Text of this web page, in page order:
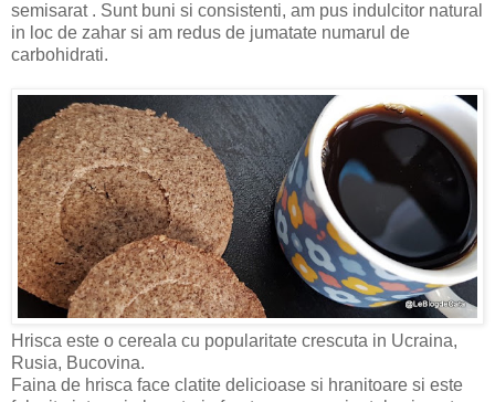
semisarat . Sunt buni si consistenti, am pus indulcitor natural
in loc de zahar si am redus de jumatate numarul de
carbohidrati.
Hrisca este o cereala cu popularitate crescuta in Ucraina,
Rusia, Bucovina.
Faina de hrisca face clatite delicioase si hranitoare si este